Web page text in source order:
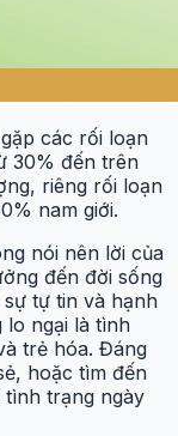
các rối loạn
30% đến trên
riêng rối loạn
nam giới.
nói nên lời của
đến đời sống
tự tin và hạnh
lo ngại là tình
trẻ hóa. Đáng
hoặc tìm đến
tình trạng ngày